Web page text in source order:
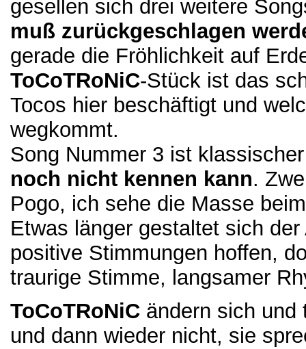
gesellen sich drei weitere
muß zurückgeschlagen
gerade die Fröhlichkeit auf
ToCoTRoNiC-Stück ist das
Tocos hier beschäftigt und
wegkommt.
Song Nummer 3 ist
noch nicht kennen kann.
Pogo, ich sehe die Masse
Etwas länger gestaltet sich
positive Stimmungen hoffen,
traurige Stimme, langsamer
ToCoTRoNiC ändern sich und
und dann wieder nicht, sie